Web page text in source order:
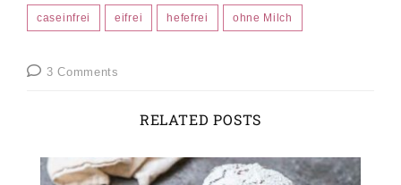
caseinfrei eifrei hefefrei ohne Milch
3 Comments
RELATED POSTS